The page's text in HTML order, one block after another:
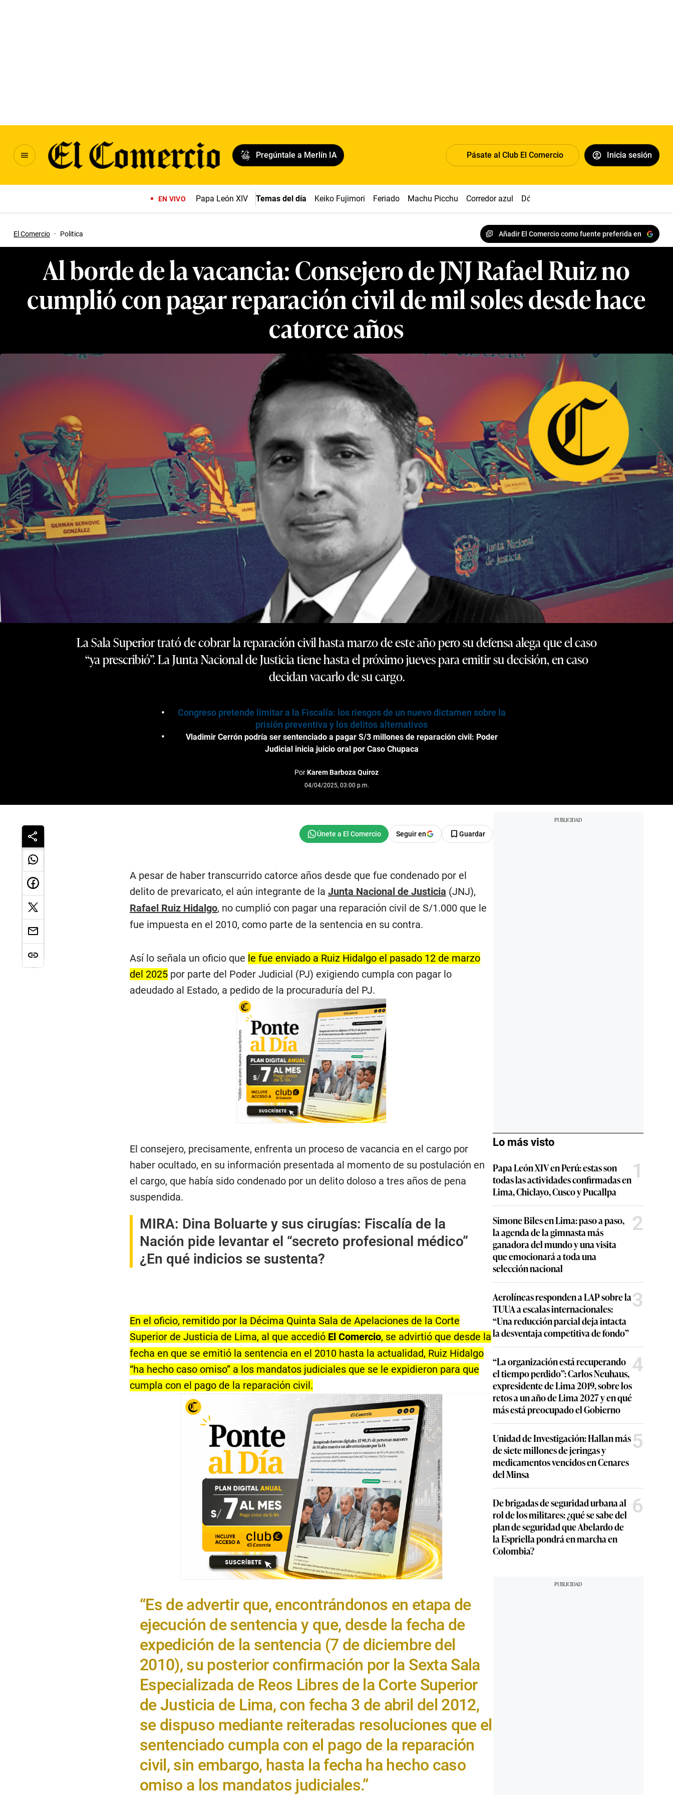
Pregúntale a Merlín IA Pásate al Club El Comercio Inicia sesión
EN VIVO Papa León XIV Temas del día Keiko Fujimori Feriado Machu Picchu Corredor azul Dólar
El Comercio · Politica Añadir El Comercio como fuente preferida en
Al borde de la vacancia: Consejero de JNJ Rafael Ruiz no
cumplió con pagar reparación civil de mil soles desde hace
catorce años
La Sala Superior trató de cobrar la reparación civil hasta marzo de este año pero su defensa alega que el caso
“ya prescribió”. La Junta Nacional de Justicia tiene hasta el próximo jueves para emitir su decisión, en caso
decidan vacarlo de su cargo.
Congreso pretende limitar a la Fiscalía: los riesgos de un nuevo dictamen sobre la
prisión preventiva y los delitos alternativos
Vladimir Cerrón podría ser sentenciado a pagar S/3 millones de reparación civil: Poder
Judicial inicia juicio oral por Caso Chupaca
PorKarem Barboza Quiroz
04/04/2025, 03:00 p.m.
Seguir en Guardar
A pesar de haber transcurrido catorce años desde que fue condenado por el
delito de prevaricato, el aún integrante de la Junta Nacional de Justicia (JNJ),
Rafael Ruiz Hidalgo, no cumplió con pagar una reparación civil de S/1.000 que le
fue impuesta en el 2010, como parte de la sentencia en su contra.
Así lo señala un oficio que le fue enviado a Ruiz Hidalgo el pasado 12 de marzo
del 2025por parte del Poder Judicial (PJ) exigiendo cumpla con pagar lo
adeudado al Estado, a pedido de la procuraduría del PJ.
El consejero, precisamente, enfrenta un proceso de vacancia en el cargo por
haber ocultado, en su información presentada al momento de su postulación en
el cargo, que había sido condenado por un delito doloso a tres años de pena
suspendida.
MIRA: Dina Boluarte y sus cirugías: Fiscalía de la
Nación pide levantar el “secreto profesional médico”
¿En qué indicios se sustenta?
En el oficio, remitido por la Décima Quinta Sala de Apelaciones de la Corte
Superior de Justicia de Lima, al que accedió El Comercio, se advirtió que desde la
fecha en que se emitió la sentencia en el 2010 hasta la actualidad, Ruiz Hidalgo
“ha hecho caso omiso” a los mandatos judiciales que se le expidieron para que
cumpla con el pago de la reparación civil.
“Es de advertir que, encontrándonos en etapa de
ejecución de sentencia y que, desde la fecha de
expedición de la sentencia (7 de diciembre del
2010), su posterior confirmación por la Sexta Sala
Especializada de Reos Libres de la Corte Superior
de Justicia de Lima, con fecha 3 de abril del 2012,
se dispuso mediante reiteradas resoluciones que el
sentenciado cumpla con el pago de la reparación
civil, sin embargo, hasta la fecha ha hecho caso
omiso a los mandatos judiciales.”
Lo más visto
Papa León XIV en Perú: estas son
todas las actividades confirmadas en
Lima, Chiclayo, Cusco y Pucallpa
1
Simone Biles en Lima: paso a paso,
la agenda de la gimnasta más
ganadora del mundo y una visita
que emocionará a toda una
selección nacional
2
Aerolíneas responden a LAP sobre la
TUUA a escalas internacionales:
“Una reducción parcial deja intacta
la desventaja competitiva de fondo”
3
“La organización está recuperando
el tiempo perdido”: Carlos Neuhaus,
expresidente de Lima 2019, sobre los
retos a un año de Lima 2027 y en qué
más está preocupado el Gobierno
4
Unidad de Investigación: Hallan más
de siete millones de jeringas y
medicamentos vencidos en Cenares
del Minsa
5
De brigadas de seguridad urbana al
rol de los militares: ¿qué se sabe del
plan de seguridad que Abelardo de
la Espriella pondrá en marcha en
Colombia?
6